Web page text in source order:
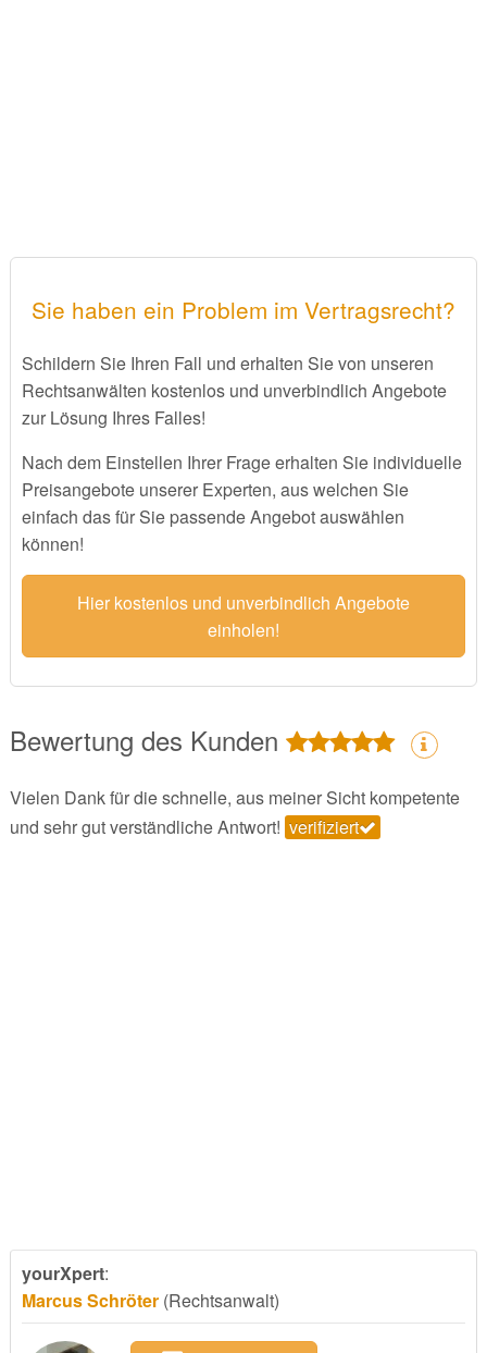
Sie haben ein Problem im Vertragsrecht?
Schildern Sie Ihren Fall und erhalten Sie von unseren
Rechtsanwälten kostenlos und unverbindlich Angebote
zur Lösung Ihres Falles!
Nach dem Einstellen Ihrer Frage erhalten Sie individuelle
Preisangebote unserer Experten, aus welchen Sie
einfach das für Sie passende Angebot auswählen
können!
Hier kostenlos und unverbindlich Angebote
einholen!
Bewertung des Kunden
Vielen Dank für die schnelle, aus meiner Sicht kompetente
und sehr gut verständliche Antwort! verifiziert
yourXpert:
Marcus Schröter(Rechtsanwalt)